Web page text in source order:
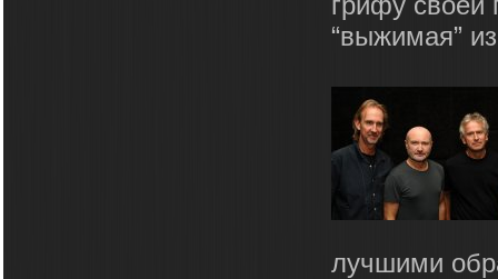
“выжимая”
лучшими